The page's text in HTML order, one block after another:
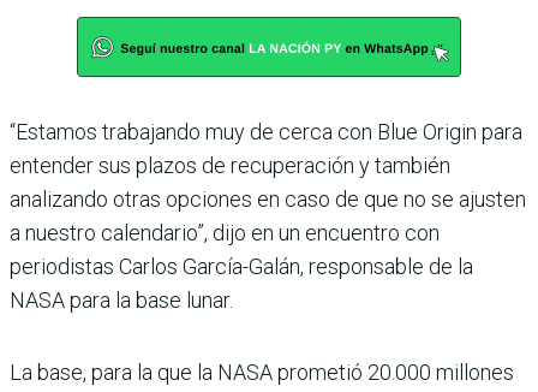
“Estamos trabajando muy de cerca con Blue Origin para
entender sus plazos de recuperación y también
analizando otras opciones en caso de que no se ajusten
a nuestro calendario”, dijo en un encuentro con
periodistas Carlos García-Galán, responsable de la
NASA para la base lunar.
La base, para la que la NASA prometió 20.000 millones